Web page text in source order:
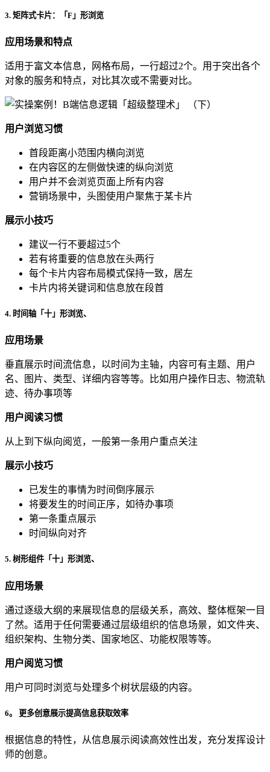
3. 矩阵式卡片：「F」形浏览
应用场景和特点
适用于富文本信息，网格布局，一行超过2个。用于突出各个
对象的服务和特点，对比其次或不需要对比。
用户浏览习惯
首段距离小范围内横向浏览
在内容区的左侧做快速的纵向浏览
用户并不会浏览页面上所有内容
营销场景中，头图使用户聚焦于某卡片
展示小技巧
建议一行不要超过5个
若有将重要的信息放在头两行
每个卡片内容布局模式保持一致，居左
卡片内将关键词和信息放在段首
4. 时间轴「十」形浏览、
应用场景
垂直展示时间流信息，以时间为主轴，内容可有主题、用户
名、图片、类型、详细内容等等。比如用户操作日志、物流轨
迹、待办事项等
用户阅读习惯
从上到下纵向阅览，一般第一条用户重点关注
展示小技巧
已发生的事情为时间倒序展示
将要发生的时间正序，如待办事项
第一条重点展示
时间纵向对齐
5. 树形组件「十」形浏览、
应用场景
通过逐级大纲的来展现信息的层级关系，高效、整体框架一目
了然。适用于任何需要通过层级组织的信息场景，如文件夹、
组织架构、生物分类、国家地区、功能权限等等。
用户阅览习惯
用户可同时浏览与处理多个树状层级的内容。
6。 更多创意展示提高信息获取效率
根据信息的特性，从信息展示阅读高效性出发，充分发挥设计
师的创意。